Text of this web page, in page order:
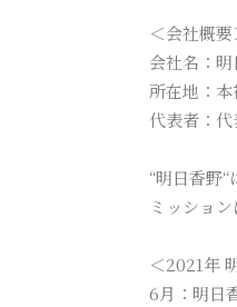
＜会社概要
会社名：
所在地：
代表者：
“明日香野
ミッショ
＜2021年
6月：明日